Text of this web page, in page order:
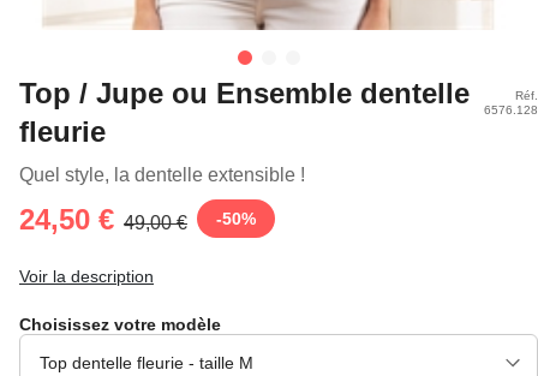
Top / Jupe ou Ensemble dentelle
fleurie
Quel style, la dentelle extensible !
Réf.
6576.128
24,50 € 49,00 € -50%
Voir la description
Choisissez votre modèle